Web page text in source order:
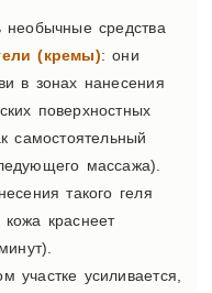
средства
(кремы): они
в зонах нанесения
поверхностных
самостоятельный
массажа).
такого геля
краснеет
участке усиливается,